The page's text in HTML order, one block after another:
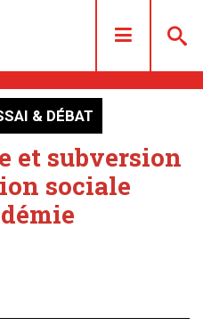
& DÉBAT
et subversion
sociale